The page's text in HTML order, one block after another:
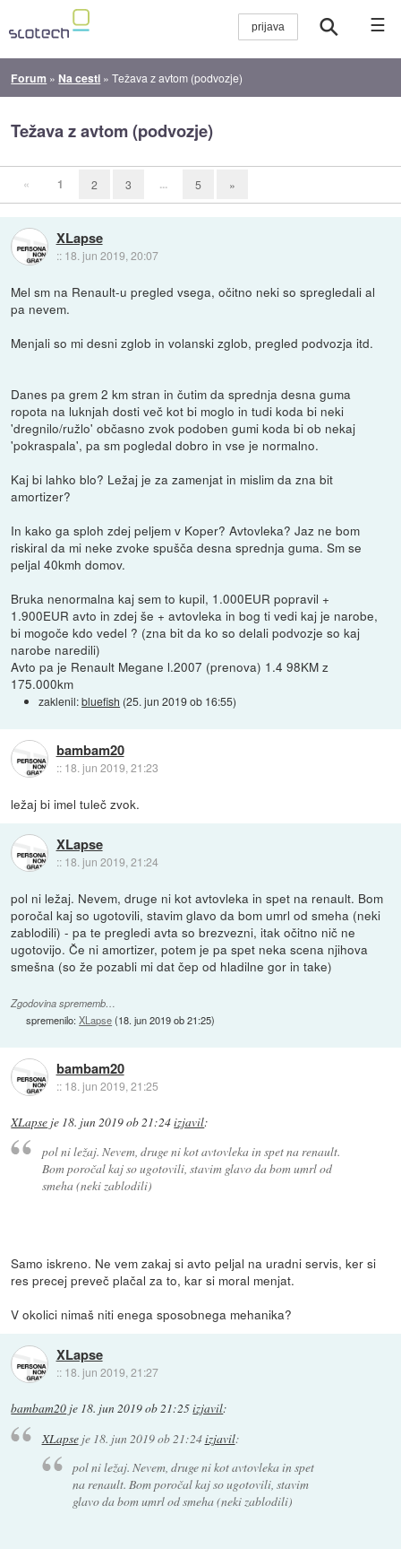
☰
Forum » Na cesti »Težava z avtom (podvozje)
Težava z avtom (podvozje)
« 1 2 3 ... 5 »
XLapse
:: 18. jun 2019, 20:07
Mel sm na Renault-u pregled vsega, očitno neki so spregledali al
pa nevem.
Menjali so mi desni zglob in volanski zglob, pregled podvozja itd.
Danes pa grem 2 km stran in čutim da sprednja desna guma
ropota na luknjah dosti več kot bi moglo in tudi koda bi neki
'dregnilo/ružlo' občasno zvok podoben gumi koda bi ob nekaj
'pokraspala', pa sm pogledal dobro in vse je normalno.
Kaj bi lahko blo? Ležaj je za zamenjat in mislim da zna bit
amortizer?
In kako ga sploh zdej peljem v Koper? Avtovleka? Jaz ne bom
riskiral da mi neke zvoke spušča desna sprednja guma. Sm se
peljal 40kmh domov.
Bruka nenormalna kaj sem to kupil, 1.000EUR popravil +
1.900EUR avto in zdej še + avtovleka in bog ti vedi kaj je narobe,
bi mogoče kdo vedel ? (zna bit da ko so delali podvozje so kaj
narobe naredili)
Avto pa je Renault Megane l.2007 (prenova) 1.4 98KM z
175.000km
zaklenil:bluefish (25. jun 2019 ob 16:55)
bambam20
:: 18. jun 2019, 21:23
ležaj bi imel tuleč zvok.
XLapse
:: 18. jun 2019, 21:24
pol ni ležaj. Nevem, druge ni kot avtovleka in spet na renault. Bom
poročal kaj so ugotovili, stavim glavo da bom umrl od smeha (neki
zablodili) - pa te pregledi avta so brezvezni, itak očitno nič ne
ugotovijo. Če ni amortizer, potem je pa spet neka scena njihova
smešna (so že pozabli mi dat čep od hladilne gor in take)
Zgodovina sprememb…
spremenilo:XLapse(18. jun 2019 ob 21:25)
bambam20
:: 18. jun 2019, 21:25
XLapse je 18. jun 2019 ob 21:24izjavil:
pol ni ležaj. Nevem, druge ni kot avtovleka in spet na renault.
Bom poročal kaj so ugotovili, stavim glavo da bom umrl od
smeha (neki zablodili)
Samo iskreno. Ne vem zakaj si avto peljal na uradni servis, ker si
res precej preveč plačal za to, kar si moral menjat.
V okolici nimaš niti enega sposobnega mehanika?
XLapse
:: 18. jun 2019, 21:27
bambam20 je 18. jun 2019 ob 21:25izjavil:
XLapseje 18. jun 2019 ob 21:24izjavil:
pol ni ležaj. Nevem, druge ni kot avtovleka in spet
na renault. Bom poročal kaj so ugotovili, stavim
glavo da bom umrl od smeha (neki zablodili)